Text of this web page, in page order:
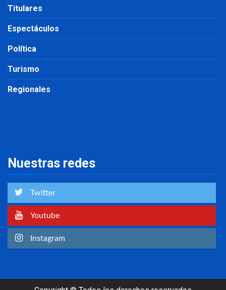
Titulares
Espectáculos
Política
Turismo
Regionales
Nuestras redes
Twitter
Youtube
Instagram